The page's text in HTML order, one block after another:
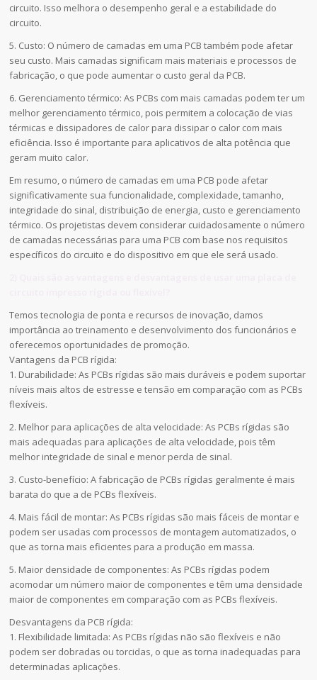
circuito. Isso melhora o desempenho geral e a estabilidade do
circuito.
5. Custo: O número de camadas em uma PCB também pode afetar
seu custo. Mais camadas significam mais materiais e processos de
fabricação, o que pode aumentar o custo geral da PCB.
6. Gerenciamento térmico: As PCBs com mais camadas podem ter um
melhor gerenciamento térmico, pois permitem a colocação de vias
térmicas e dissipadores de calor para dissipar o calor com mais
eficiência. Isso é importante para aplicativos de alta potência que
geram muito calor.
Em resumo, o número de camadas em uma PCB pode afetar
significativamente sua funcionalidade, complexidade, tamanho,
integridade do sinal, distribuição de energia, custo e gerenciamento
térmico. Os projetistas devem considerar cuidadosamente o número
de camadas necessárias para uma PCB com base nos requisitos
específicos do circuito e do dispositivo em que ele será usado.
Temos tecnologia de ponta e recursos de inovação, damos
importância ao treinamento e desenvolvimento dos funcionários e
oferecemos oportunidades de promoção.
Vantagens da PCB rígida:
1. Durabilidade: As PCBs rígidas são mais duráveis e podem suportar
níveis mais altos de estresse e tensão em comparação com as PCBs
flexíveis.
2. Melhor para aplicações de alta velocidade: As PCBs rígidas são
mais adequadas para aplicações de alta velocidade, pois têm
melhor integridade de sinal e menor perda de sinal.
3. Custo-benefício: A fabricação de PCBs rígidas geralmente é mais
barata do que a de PCBs flexíveis.
4. Mais fácil de montar: As PCBs rígidas são mais fáceis de montar e
podem ser usadas com processos de montagem automatizados, o
que as torna mais eficientes para a produção em massa.
5. Maior densidade de componentes: As PCBs rígidas podem
acomodar um número maior de componentes e têm uma densidade
maior de componentes em comparação com as PCBs flexíveis.
Desvantagens da PCB rígida:
1. Flexibilidade limitada: As PCBs rígidas não são flexíveis e não
podem ser dobradas ou torcidas, o que as torna inadequadas para
determinadas aplicações.